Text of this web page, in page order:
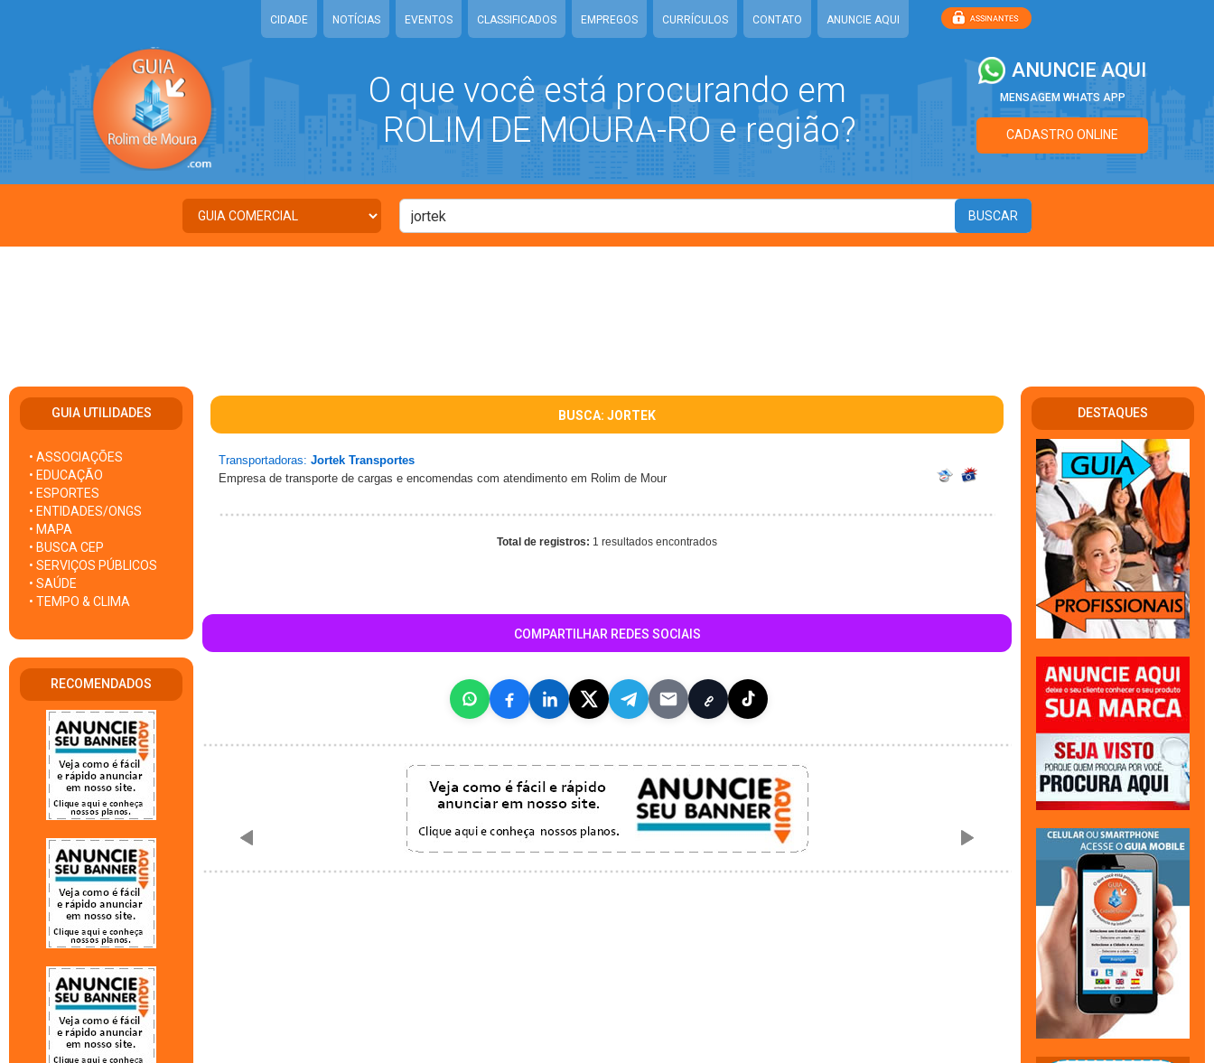
CIDADE NOTÍCIAS EVENTOS CLASSIFICADOS EMPREGOS CURRÍCULOS CONTATO ANUNCIE AQUI
O que você está procurando em
ROLIM DE MOURA-RO e região?
ANUNCIE AQUI
MENSAGEM WHATS APP
CADASTRO ONLINE
GUIA UTILIDADES
• ASSOCIAÇÕES
• EDUCAÇÃO
• ESPORTES
• ENTIDADES/ONGS
• MAPA
• BUSCA CEP
• SERVIÇOS PÚBLICOS
• SAÚDE
• TEMPO & CLIMA
RECOMENDADOS
BUSCA: JORTEK
Transportadoras: Jortek Transportes
Empresa de transporte de cargas e encomendas com atendimento em Rolim de Mour
Total de registros: 1 resultados encontrados
COMPARTILHAR REDES SOCIAIS
DESTAQUES